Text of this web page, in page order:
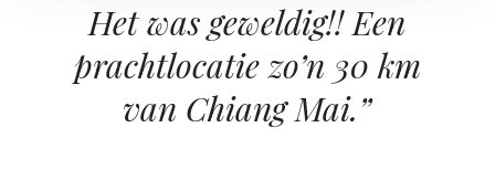
Het was geweldig!! Een
prachtlocatie zo’n 30 km
van Chiang Mai.”